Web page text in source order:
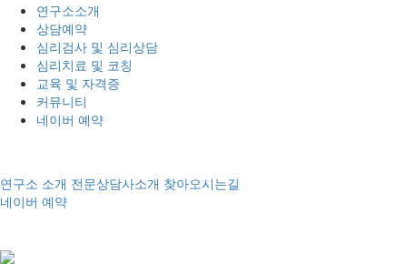
연구소소개
상담예약
심리검사 및 심리상담
심리치료 및 코칭
교육 및 자격증
커뮤니티
네이버 예약
연구소 소개 전문상담사소개 찾아오시는길
네이버 예약